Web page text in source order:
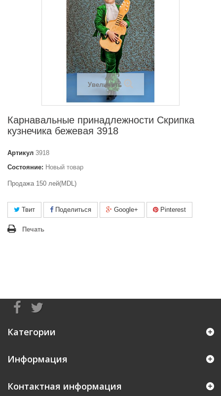
Увеличить
Карнавальные принадлежности Скрипка
кузнечика бежевая 3918
Артикул 3918
Состояние: Новый товар
Продажа 150 лей(MDL)
Твит Поделиться Google+ Pinterest
Печать
Категории
Информация
Контактная информация